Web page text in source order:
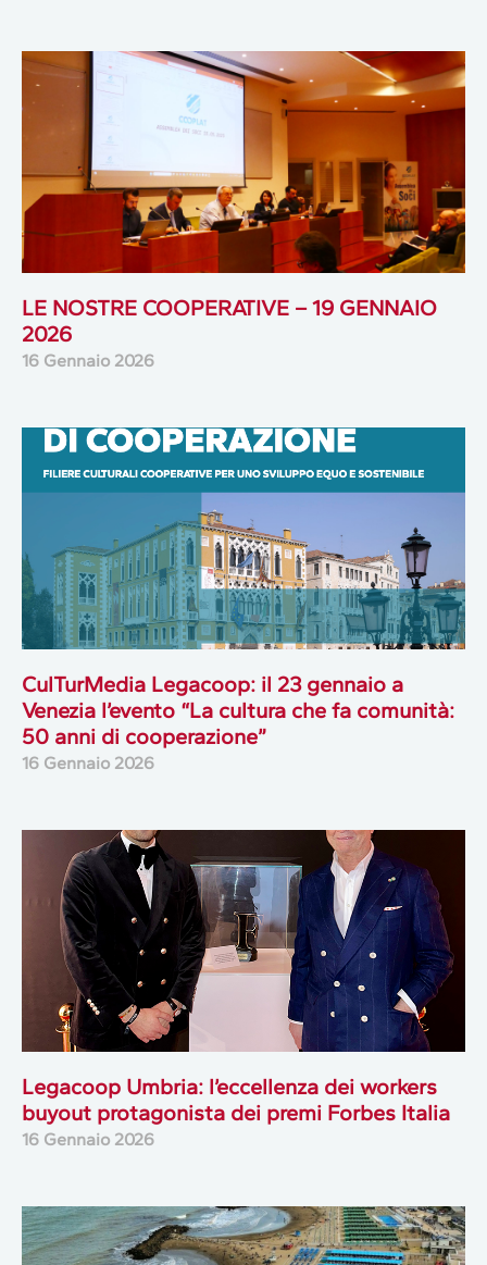
LE NOSTRE COOPERATIVE – 19 GENNAIO
2026
16 Gennaio 2026
CulTurMedia Legacoop: il 23 gennaio a
Venezia l’evento “La cultura che fa comunità:
50 anni di cooperazione”
16 Gennaio 2026
Legacoop Umbria: l’eccellenza dei workers
buyout protagonista dei premi Forbes Italia
16 Gennaio 2026